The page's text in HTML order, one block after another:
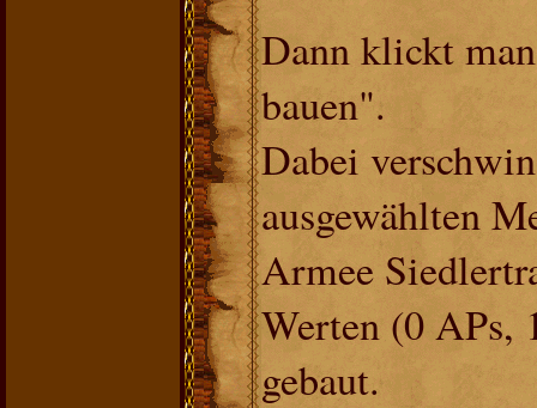
Dann klickt
bauen".
Dabei
ausgewählten
Armee
Werten (0 APs,
gebaut.